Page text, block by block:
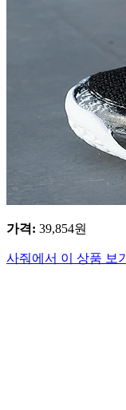
가격: 39,854원
사줘에서 이 상품 보기